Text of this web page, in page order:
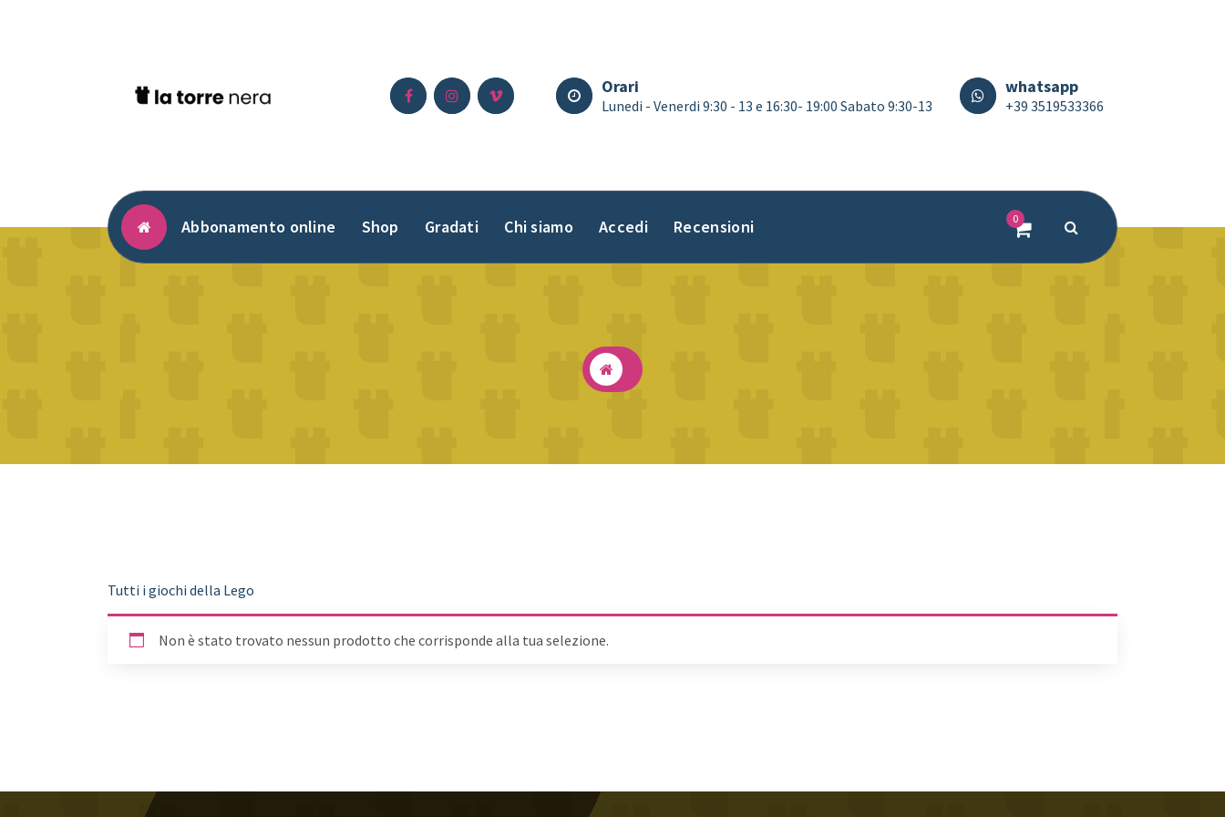
Orari
Lunedi - Venerdi 9:30 - 13 e 16:30- 19:00 Sabato 9:30-13
whatsapp
+39 3519533366
Abbonamento online Shop Gradati Chi siamo Accedi Recensioni 0
Tutti i giochi della Lego
Non è stato trovato nessun prodotto che corrisponde alla tua selezione.